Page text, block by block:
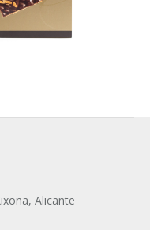
Alicante